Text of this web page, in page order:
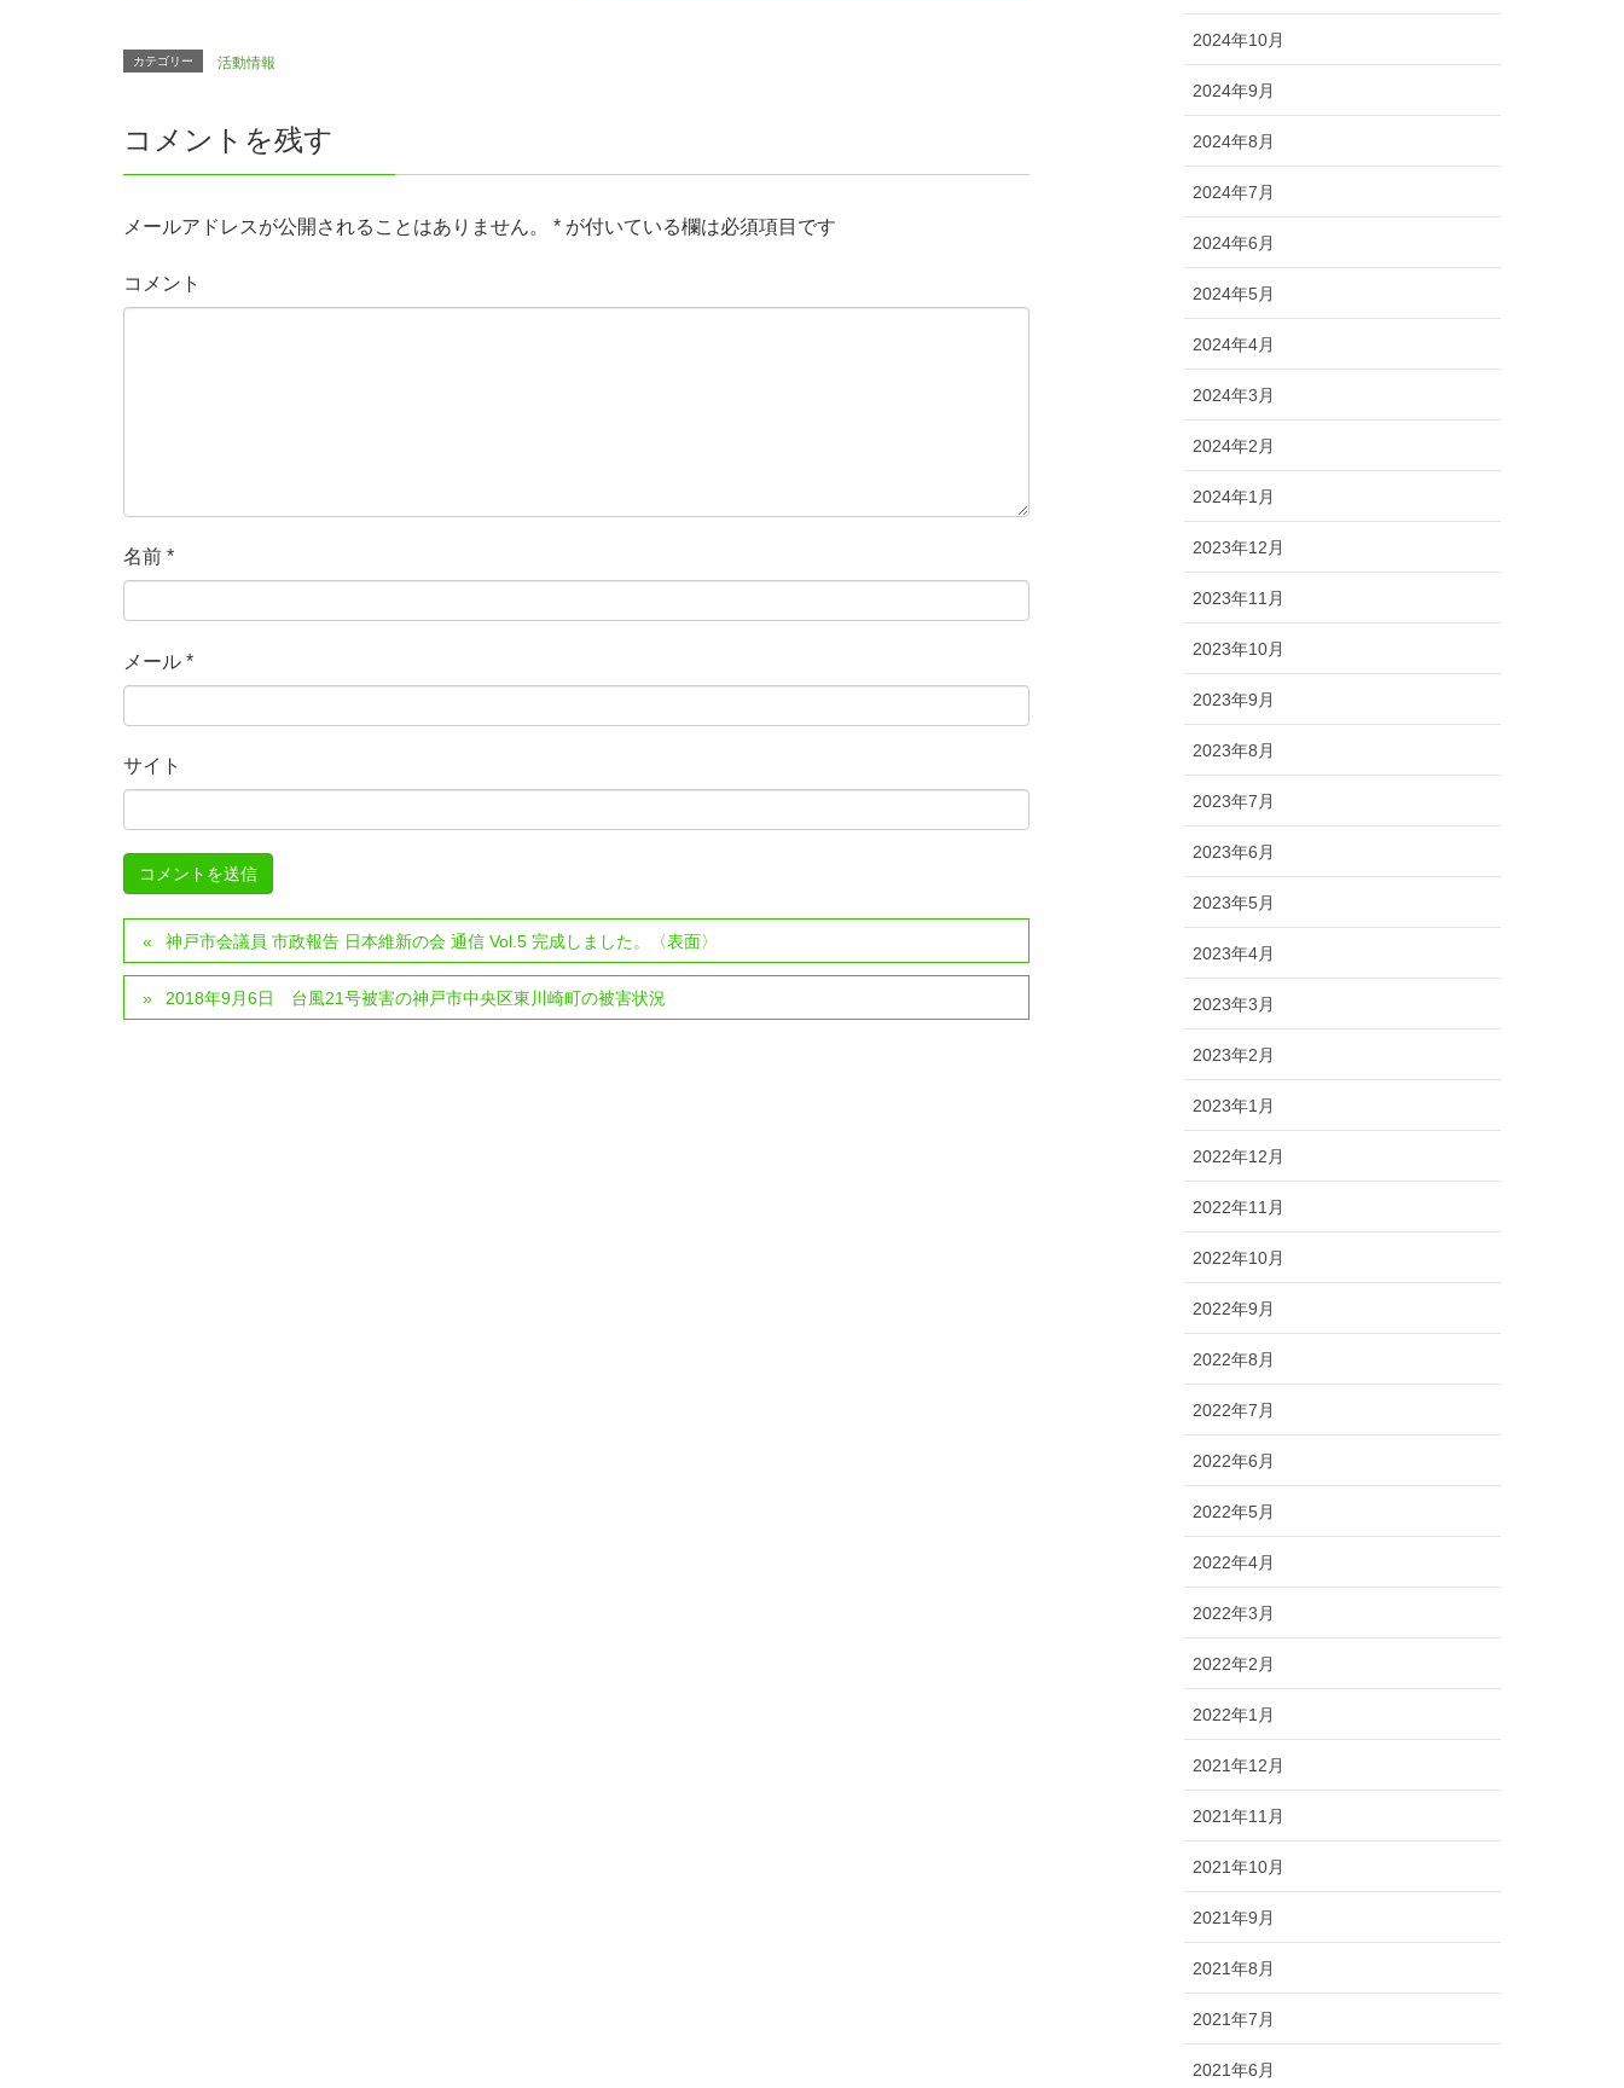
カテゴリー 活動情報
コメントを残す
メールアドレスが公開されることはありません。 * が付いている欄は必須項目です
コメント
名前 *
メール *
サイト
神戸市会議員 市政報告 日本維新の会 通信 Vol.5 完成しました。〈表面〉
2018年9月6日 台風21号被害の神戸市中央区東川崎町の被害状況
2024年10月
2024年9月
2024年8月
2024年7月
2024年6月
2024年5月
2024年4月
2024年3月
2024年2月
2024年1月
2023年12月
2023年11月
2023年10月
2023年9月
2023年8月
2023年7月
2023年6月
2023年5月
2023年4月
2023年3月
2023年2月
2023年1月
2022年12月
2022年11月
2022年10月
2022年9月
2022年8月
2022年7月
2022年6月
2022年5月
2022年4月
2022年3月
2022年2月
2022年1月
2021年12月
2021年11月
2021年10月
2021年9月
2021年8月
2021年7月
2021年6月